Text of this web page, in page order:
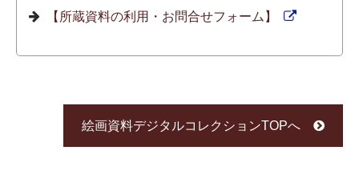
【所蔵資料の利用・お問合せフォーム】
絵画資料デジタルコレクションTOPへ